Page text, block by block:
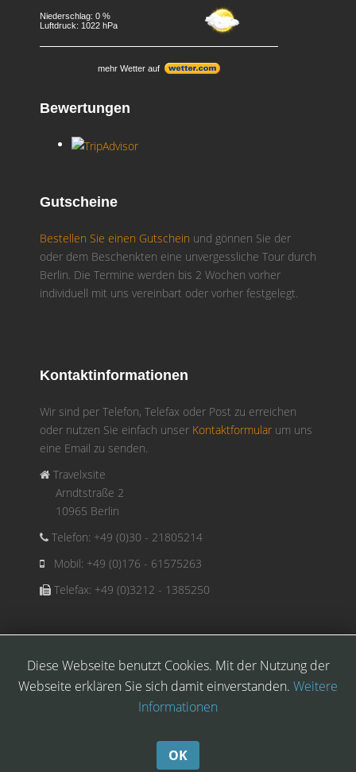
Niederschlag: 0 %
Luftdruck: 1022 hPa
mehr Wetter auf
Bewertungen
Gutscheine
Bestellen Sie einen Gutschein und gönnen Sie der
oder dem Beschenkten eine unvergessliche Tour durch
Berlin. Die Termine werden bis 2 Wochen vorher
individuell mit uns vereinbart oder vorher festgelegt.
Kontaktinformationen
Wir sind per Telefon, Telefax oder Post zu erreichen
oder nutzen Sie einfach unser Kontaktformular um uns
eine Email zu senden.
Travelxsite
Arndtstraße 2
10965 Berlin
Telefon: +49 (0)30 - 21805214
Mobil: +49 (0)176 - 61575263
Telefax: +49 (0)3212 - 1385250
Copyright © 2026
Travelxsite. Alle Rechte
Diese Webseite benutzt Cookies. Mit der Nutzung der
Webseite erklären Sie sich damit einverstanden. Weitere
Informationen
OK